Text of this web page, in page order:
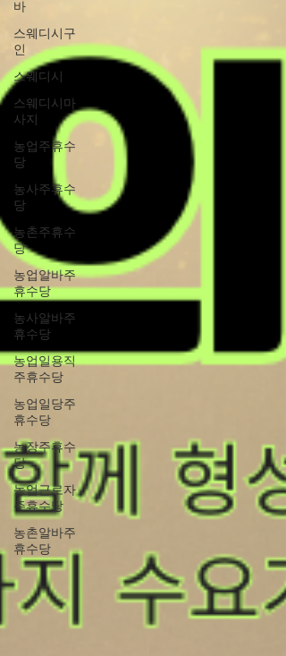
바
스웨디시구
인
스웨디시
스웨디시마
사지
농업주휴수
당
농사주휴수
당
농촌주휴수
당
농업알바주
휴수당
농사알바주
휴수당
농업일용직
주휴수당
농업일당주
휴수당
농장주휴수
당
농업근로자
주휴수당
농촌알바주
휴수당